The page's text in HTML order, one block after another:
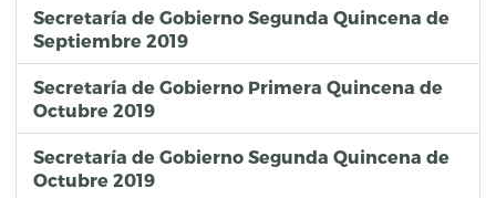
Secretaría de Gobierno Segunda Quincena de
Septiembre 2019
Secretaría de Gobierno Primera Quincena de
Octubre 2019
Secretaría de Gobierno Segunda Quincena de
Octubre 2019